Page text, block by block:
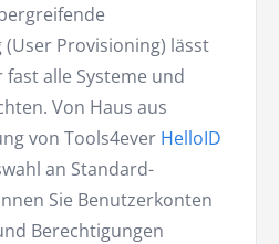
Provisioning) lässt
alle Systeme und
Von Haus aus
von Tools4ever HelloID
an Standard-
Sie Benutzerkonten
Berechtigungen